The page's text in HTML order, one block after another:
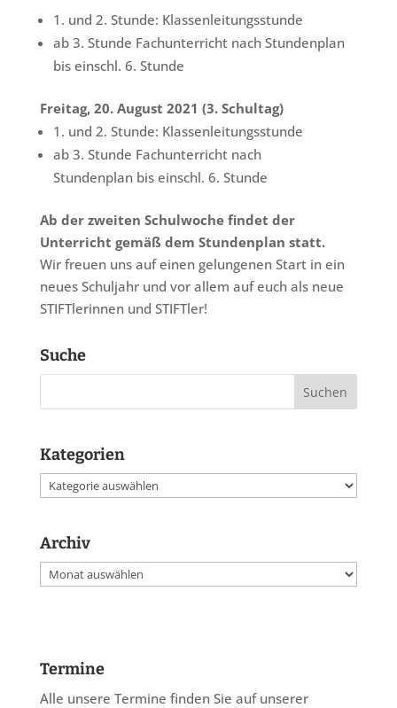
1. und 2. Stunde: Klassenleitungsstunde
ab 3. Stunde Fachunterricht nach Stundenplan
bis einschl. 6. Stunde
Freitag, 20. August 2021 (3. Schultag)
1. und 2. Stunde: Klassenleitungsstunde
ab 3. Stunde Fachunterricht nach
Stundenplan bis einschl. 6. Stunde
Ab der zweiten Schulwoche findet der
Unterricht gemäß dem Stundenplan statt.
Wir freuen uns auf einen gelungenen Start in ein
neues Schuljahr und vor allem auf euch als neue
STIFTlerinnen und STIFTler!
Suche
Kategorien
Kategorien
Archiv
Archiv
Termine
Alle unsere Termine finden Sie auf unserer